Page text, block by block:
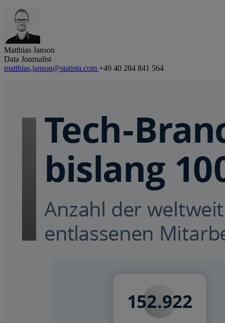
Matthias Janson
Data Journalist
matthias.janson@statista.com +49 40 284 841 564